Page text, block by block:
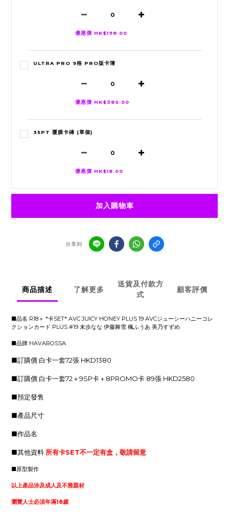
優惠價 HK$198.00
ULTRA PRO 9格 PRO版卡簿
優惠價 HK$380.00
35PT 覆膜卡磚 (單個)
優惠價 HK$18.00
加入購物車
分享到
商品描述 了解更多
送貨及付款方
式
顧客評價
■品名 R18＋ *卡SET* AVC JUICY HONEY PLUS 19 AVCジューシーハニーコレ
クションカード PLUS #19 未歩なな 伊藤舞雪 楓ふうあ 美乃すずめ
■品牌 HAVAROSSA
■訂購價 白卡一套72張 HKD1380
■訂購價 白卡一套72＋9SP卡＋8PROMO卡 89張 HKD2580
■預定發售
■產品尺寸
■作品名
■其他資料 所有卡SET不一定有盒，敬請留意
■原型製作
以上產品涉及成人及不雅題材
瀏覽人士必須年滿18歲